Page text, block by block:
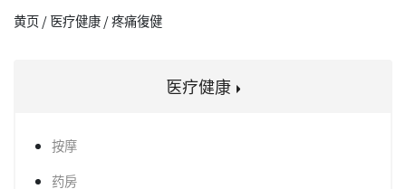
黄页 / 医疗健康 / 疼痛復健
医疗健康
按摩
药房